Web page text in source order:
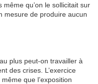
qu’on le sollicitait sur
mesure de produire aucun
plus peut-on travailler à
des crises. L’exercice
que l’exposition